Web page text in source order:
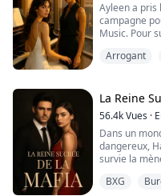
Ayleen a pris
campagne
Music. Pour
Ce qu'elle
Arrogant
La Reine
56.4kVues ·
Dans un
dangereux,
survie la
BXG